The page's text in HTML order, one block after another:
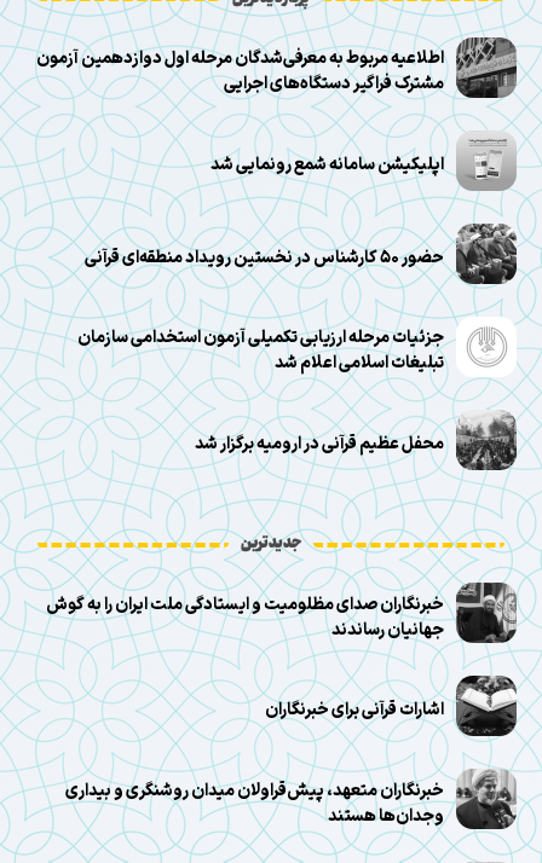
اطلاعیه مربوط به معرفی‌شدگان مرحله اول دوازدهمین آزمون
مشترک فراگیر دستگاه‌های اجرایی
اپلیکیشن سامانه شمع رونمایی شد
حضور ۵۰ کارشناس در نخستین رویداد منطقه‌ای قرآنی
جزئیات مرحله ارزیابی تکمیلی آزمون استخدامی سازمان
تبلیغات اسلامی اعلام شد
محفل عظیم قرآنی در ارومیه برگزار شد
جدیدترین
خبرنگاران صدای مظلومیت و ایستادگی ملت ایران را به گوش
جهانیان رساندند
اشارات قرآنی برای خبرنگاران
خبرنگاران متعهد، پیش‌قراولان میدان روشنگری و بیداری
وجدان‌ها هستند